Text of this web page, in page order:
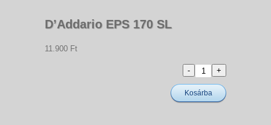
D’Addario EPS 170 SL
11.900 Ft
Kosárba